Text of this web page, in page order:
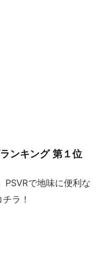
ンキング 第１位
PSVRで地味に便利な
ラ！